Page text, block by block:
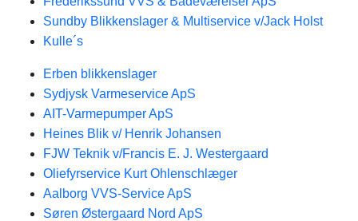
Sundby Blikkenslager & Multiservice v/Jack Holst
Kulle´s
Erben blikkenslager
Sydjysk Varmeservice ApS
AIT-Varmepumper ApS
Heines Blik v/ Henrik Johansen
FJW Teknik v/Francis E. J. Westergaard
Oliefyrservice Kurt Ohlenschlæger
Aalborg VVS-Service ApS
Søren Østergaard Nord ApS